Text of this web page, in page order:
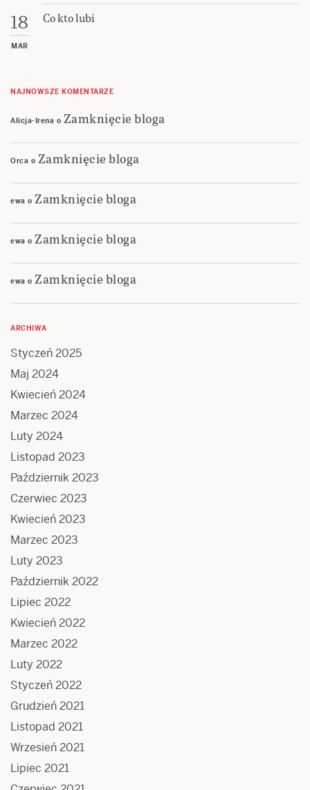
18
MAR
Co kto lubi
NAJNOWSZE KOMENTARZE
Alicja-Irena o Zamknięcie bloga
Orca o Zamknięcie bloga
ewa o Zamknięcie bloga
ewa o Zamknięcie bloga
ewa o Zamknięcie bloga
ARCHIWA
Styczeń 2025
Maj 2024
Kwiecień 2024
Marzec 2024
Luty 2024
Listopad 2023
Październik 2023
Czerwiec 2023
Kwiecień 2023
Marzec 2023
Luty 2023
Październik 2022
Lipiec 2022
Kwiecień 2022
Marzec 2022
Luty 2022
Styczeń 2022
Grudzień 2021
Listopad 2021
Wrzesień 2021
Lipiec 2021